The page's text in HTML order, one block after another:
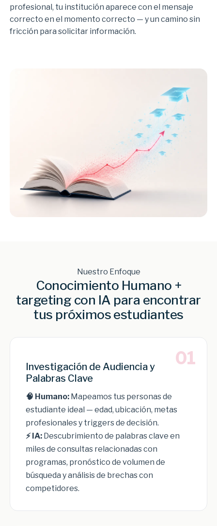
profesional, tu institución aparece con el mensaje
correcto en el momento correcto — y un camino sin
fricción para solicitar información.
Nuestro Enfoque
Conocimiento Humano +
targeting con IA para encontrar
tus próximos estudiantes
01
Investigación de Audiencia y
Palabras Clave
🧠 Humano: Mapeamos tus personas de
estudiante ideal — edad, ubicación, metas
profesionales y triggers de decisión.
⚡ IA: Descubrimiento de palabras clave en
miles de consultas relacionadas con
programas, pronóstico de volumen de
búsqueda y análisis de brechas con
competidores.